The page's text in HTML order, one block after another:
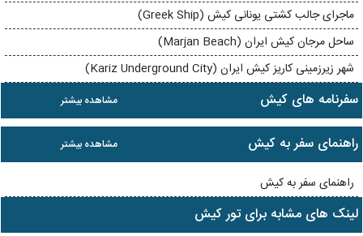
ماجرای جالب کشتی یونانی کیش (Greek Ship)
ساحل مرجان کیش ایران (Marjan Beach)
شهر زیرزمینی کاریز کیش ایران (Kariz Underground City)
مشاهده بیشتر سفرنامه های کیش
مشاهده بیشتر راهنمای سفر به کیش
راهنمای سفر به کیش
لینک های مشابه برای تور کیش